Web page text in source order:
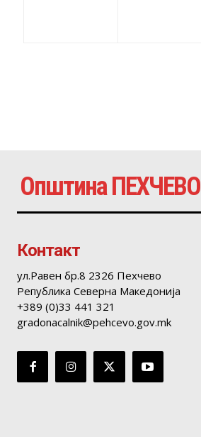
Општина ПЕХЧЕВО
Контакт
ул.Равен бр.8 2326 Пехчево
Република Северна Македонија
+389 (0)33 441 321
gradonacalnik@pehcevo.gov.mk